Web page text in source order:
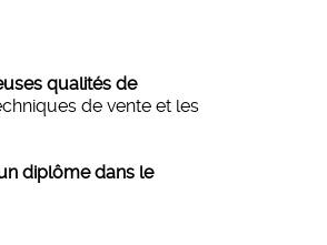
qualités de
de vente et les
diplôme dans le